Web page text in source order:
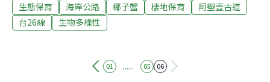
因為道路不通，留下了原始的樣貌，因為交通不便，保留
了全台未開發的最後見證，而這一切將隨著10幾天後的道
因，主要是因為台26線鋪設到屏東縣滿州鄉的佳樂水就停
生態保育 海岸公路 椰子蟹 棲地保育
阿塱壹古道
台26線
生物多樣性
01 ...... 05 06